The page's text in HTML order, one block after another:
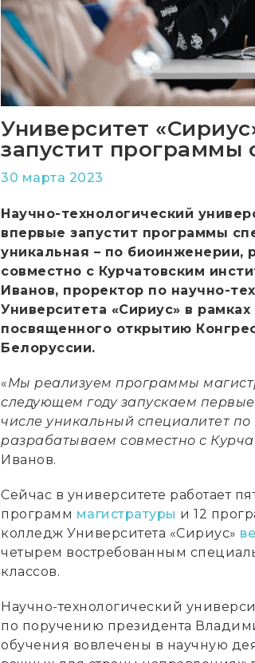
Университет
запустит программы
30 марта 2023
Научно-технологический
впервые запустит программы
уникальная – по биоинженерии,
совместно с Курчатовским
Иванов, проректор по научно-
Университета «Сириус» в
посвященного открытию
Белоруссии.
«Мы реализуем программы
следующем году запускаем
числе уникальный специалитет
разрабатываем совместно с
Иванов.
Сейчас в университете работает
программ магистратуры и 12
колледж Университета «Сириус»
четырем востребованным
классов.
Научно-технологический
по поручению президента
обучения вовлечены в научную